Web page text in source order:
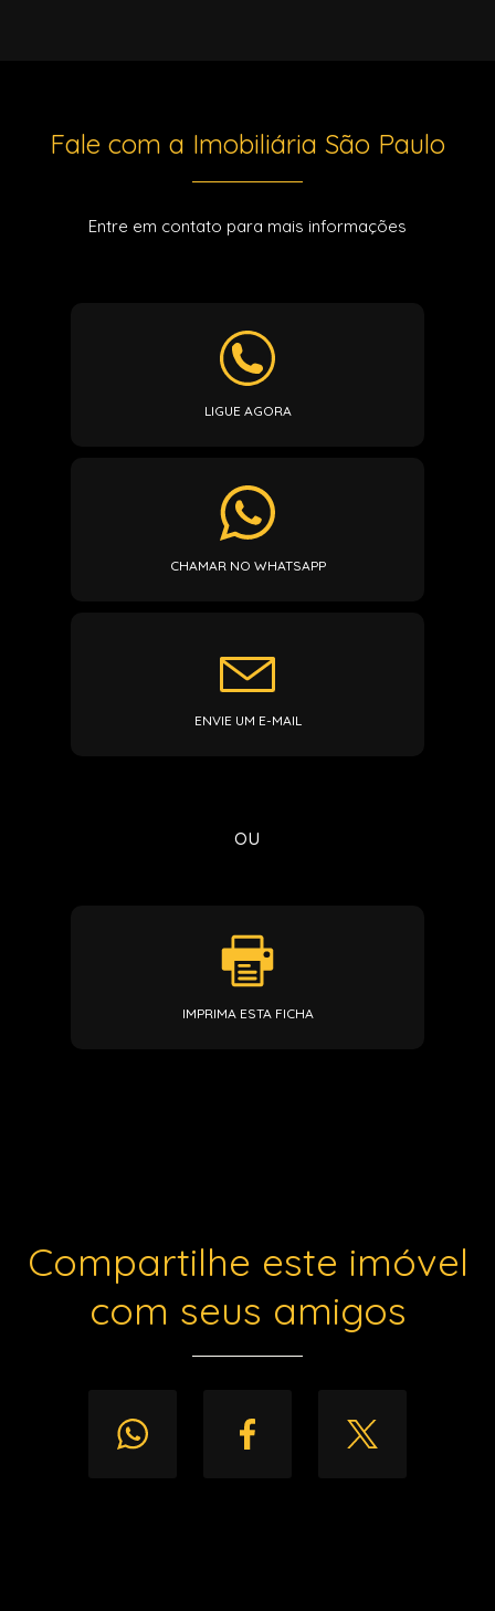
Fale com a Imobiliária São Paulo
Entre em contato para mais informações
LIGUE AGORA
CHAMAR NO WHATSAPP
ENVIE UM E-MAIL
ou
IMPRIMA ESTA FICHA
Compartilhe este imóvel
com seus amigos